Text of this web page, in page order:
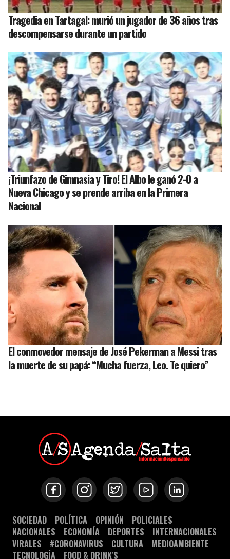
Tragedia en Tartagal: murió un jugador de 36 años tras
descompensarse durante un partido
¡Triunfazo de Gimnasia y Tiro! El Albo le ganó 2-0 a
Nueva Chicago y se prende arriba en la Primera
Nacional
El conmovedor mensaje de José Pekerman a Messi tras
la muerte de su papá: “Mucha fuerza, Leo. Te quiero”
SOCIEDAD POLÍTICA OPINIÓN
POLICIALES
NACIONALES
ECONOMÍA DEPORTES
INTERNACIONALES
VIRALES
#CORONAVIRUS CULTURA
MEDIOAMBIENTE
TECNOLOGÍA
FOOD & DRINK'S